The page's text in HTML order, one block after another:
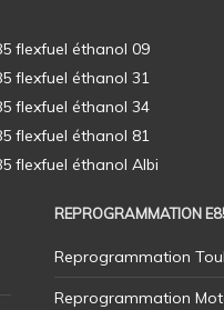
REPROGRAMMATION
Reprogrammation
Reprogrammation
flexfuel éthanol 09
flexfuel éthanol 31
flexfuel éthanol 34
flexfuel éthanol 81
flexfuel éthanol Albi